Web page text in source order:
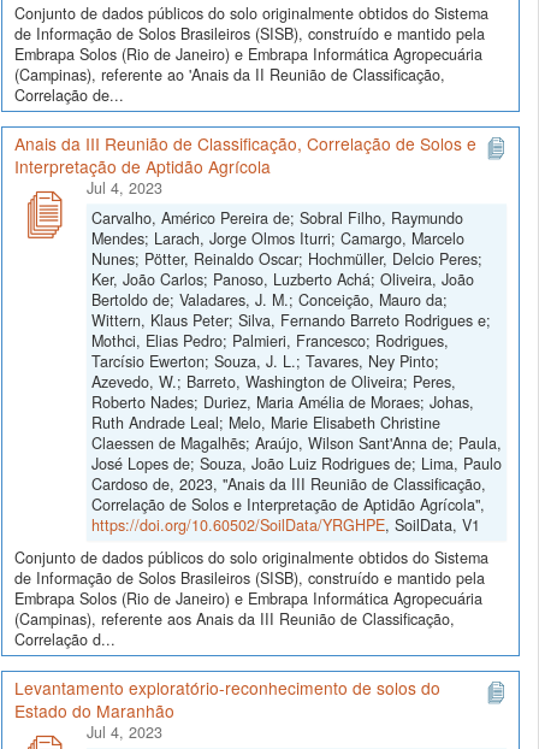
Conjunto de dados públicos do solo originalmente obtidos do Sistema
de Informação de Solos Brasileiros (SISB), construído e mantido pela
Embrapa Solos (Rio de Janeiro) e Embrapa Informática Agropecuária
(Campinas), referente ao 'Anais da II Reunião de Classificação,
Correlação de...
Anais da III Reunião de Classificação, Correlação de Solos e
Interpretação de Aptidão Agrícola
Jul 4, 2023
Carvalho, Américo Pereira de; Sobral Filho, Raymundo
Mendes; Larach, Jorge Olmos Iturri; Camargo, Marcelo
Nunes; Pötter, Reinaldo Oscar; Hochmüller, Delcio Peres;
Ker, João Carlos; Panoso, Luzberto Achá; Oliveira, João
Bertoldo de; Valadares, J. M.; Conceição, Mauro da;
Wittern, Klaus Peter; Silva, Fernando Barreto Rodrigues e;
Mothci, Elias Pedro; Palmieri, Francesco; Rodrigues,
Tarcísio Ewerton; Souza, J. L.; Tavares, Ney Pinto;
Azevedo, W.; Barreto, Washington de Oliveira; Peres,
Roberto Nades; Duriez, Maria Amélia de Moraes; Johas,
Ruth Andrade Leal; Melo, Marie Elisabeth Christine
Claessen de Magalhẽs; Araújo, Wilson Sant'Anna de; Paula,
José Lopes de; Souza, João Luiz Rodrigues de; Lima, Paulo
Cardoso de, 2023, "Anais da III Reunião de Classificação,
Correlação de Solos e Interpretação de Aptidão Agrícola",
https://doi.org/10.60502/SoilData/YRGHPE, SoilData, V1
Conjunto de dados públicos do solo originalmente obtidos do Sistema
de Informação de Solos Brasileiros (SISB), construído e mantido pela
Embrapa Solos (Rio de Janeiro) e Embrapa Informática Agropecuária
(Campinas), referente aos Anais da III Reunião de Classificação,
Correlação d...
Levantamento exploratório-reconhecimento de solos do
Estado do Maranhão
Jul 4, 2023